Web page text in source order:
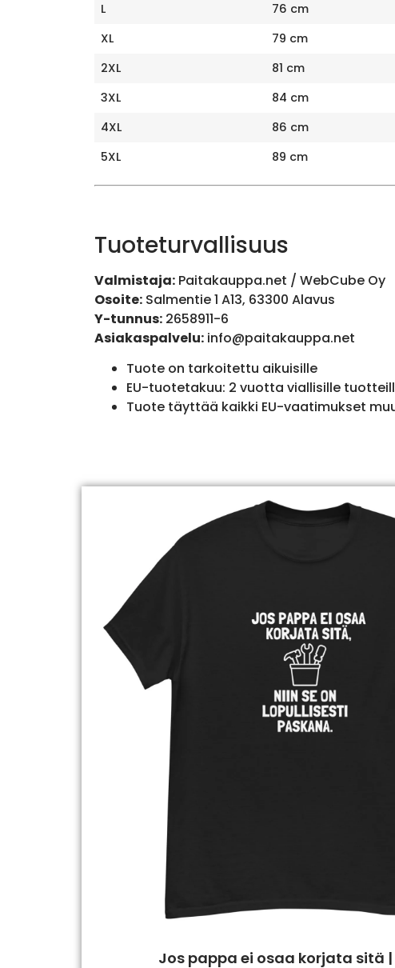
L
76 cm
XL
79 cm
2XL
81 cm
3XL
84 cm
4XL
86 cm
5XL
89 cm
Tuoteturvallisuus
Valmistaja:Paitakauppa.net / WebCube Oy
Osoite:Salmentie 1 A13, 63300 Alavus
Y-tunnus:2658911-6
Asiakaspalvelu: info@paitakauppa.net
Tuote on tarkoitettu aikuisille
EU-tuotetakuu: 2 vuotta viallisille
Tuote täyttää kaikki EU-vaatimukset
Jos pappa ei osaa korjata sitä